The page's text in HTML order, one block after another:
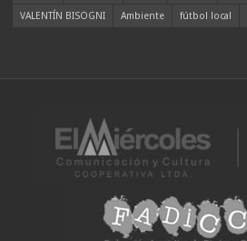
VALENTÍN BISOGNI
Ambiente fútbol local